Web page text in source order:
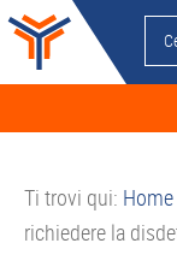
Passa
alla
navigazione
Passa
contenuto
Passa
alla
barra
Passa
piè
in
sito
Ti trovi qui: Home
richiedere la